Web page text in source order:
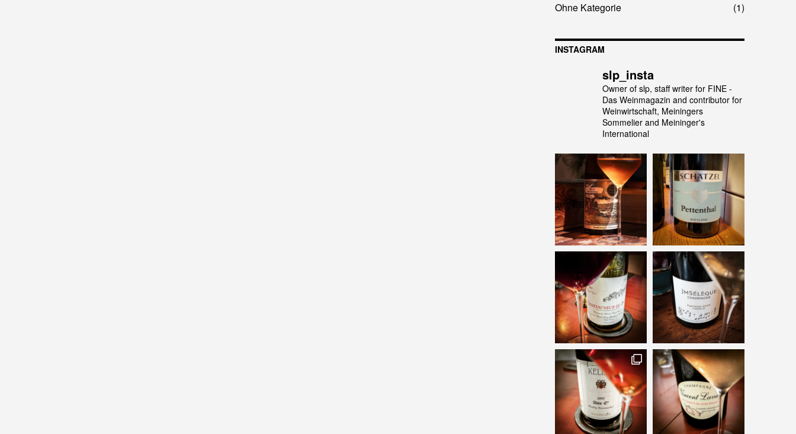
Ohne Kategorie
1
INSTAGRAM
slp_insta
Owner of slp, staff writer for FINE -
Das Weinmagazin and contributor for
Weinwirtschaft, Meiningers
Sommelier and Meininger's
International